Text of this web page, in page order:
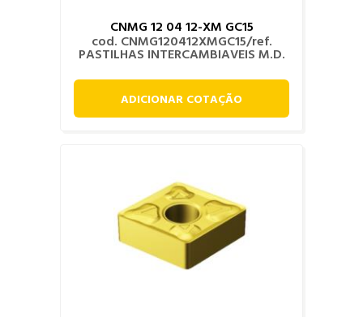
CNMG 12 04 12-XM GC15
cod. CNMG120412XMGC15/ref.
PASTILHAS INTERCAMBIAVEIS M.D.
ADICIONAR COTAÇÃO